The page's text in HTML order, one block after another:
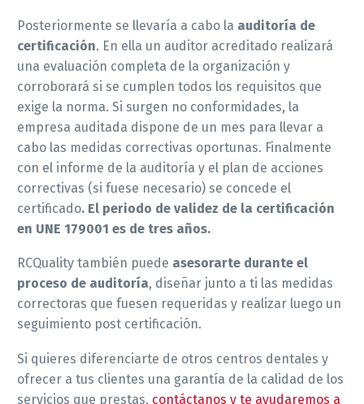
Posteriormente se llevaría a cabo la auditoría de
certificación. En ella un auditor acreditado realizará
una evaluación completa de la organización y
corroborará si se cumplen todos los requisitos que
exige la norma. Si surgen no conformidades, la
empresa auditada dispone de un mes para llevar a
cabo las medidas correctivas oportunas. Finalmente
con el informe de la auditoría y el plan de acciones
correctivas (si fuese necesario) se concede el
certificado. El periodo de validez de la certificación
en UNE 179001 es de tres años.
RCQuality también puede asesorarte durante el
proceso de auditoría, diseñar junto a ti las medidas
correctoras que fuesen requeridas y realizar luego un
seguimiento post certificación.
Si quieres diferenciarte de otros centros dentales y
ofrecer a tus clientes una garantía de la calidad de los
servicios que prestas, contáctanos y te ayudaremos a